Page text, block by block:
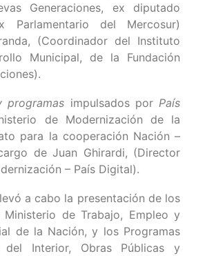
Generaciones, ex diputado
Parlamentario del Mercosur)
(Coordinador del Instituto
Municipal, de la Fundación
programas impulsados porPaís
de Modernización de la
para la cooperación Nación –
de Juan Ghirardi, (Director
– País Digital).
a cabo la presentación de los
Ministerio de Trabajo, Empleo y
de la Nación, y los Programas
del Interior, Obras Públicas y